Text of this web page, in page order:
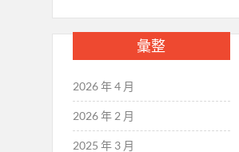
彙整
2026 年 4 月
2026 年 2 月
2025 年 3 月